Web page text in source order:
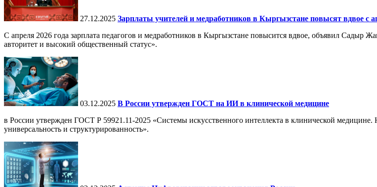
27.12.2025 Зарплаты учителей и медработников в Кыргызстане повысят вдвое с
С апреля 2026 года зарплата педагогов и медработников в Кыргызстане повысится вдвое, объявил Садыр
авторитет и высокий общественный статус».
03.12.2025 В России утвержден ГОСТ на ИИ в клинической медицине
в России утвержден ГОСТ Р 59921.11-2025 «Системы искусственного интеллекта в клинической
универсальность и структурированность».